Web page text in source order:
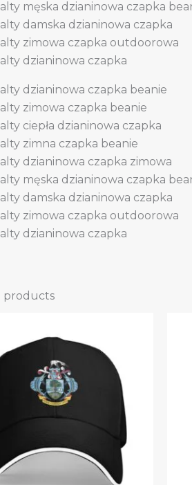
męska dzianinowa czapka
damska dzianinowa czapka
zimowa czapka outdoorowa
dzianinowa czapka
dzianinowa czapka beanie
zimowa czapka beanie
ciepła dzianinowa czapka
zimna czapka beanie
dzianinowa czapka zimowa
męska dzianinowa czapka
damska dzianinowa czapka
zimowa czapka outdoorowa
dzianinowa czapka
products